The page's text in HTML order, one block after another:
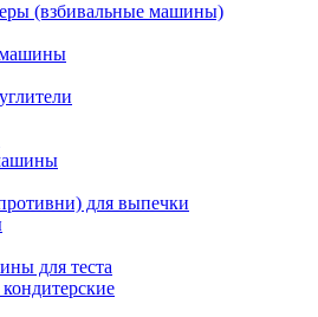
(взбивальные машины)
машины
для выпечки
для теста